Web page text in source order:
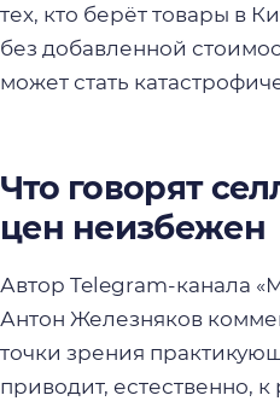
тех, кто берёт товары в
без добавленной
может стать
Что говорят
цен неизбежен
Автор Telegram-канала
Антон Железняков
точки зрения
приводит, естественно,